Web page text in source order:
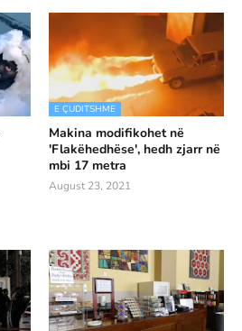
E ÇUDITSHME
Makina modifikohet në
'Flakëhedhëse', hedh zjarr në
mbi 17 metra
August 23, 2021